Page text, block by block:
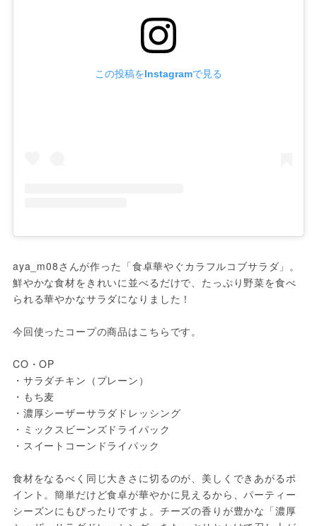
この投稿をInstagramで見る
aya_m08さんが作った「食卓華やぐカラフルコブサラダ」。
鮮やかな食材をきれいに並べるだけで、たっぷり野菜を食べ
られる華やかなサラダになりました！
今回使ったコープの商品はこちらです。
CO・OP
・サラダチキン（プレーン）
・もち麦
・濃厚シーザーサラダドレッシング
・ミックスビーンズドライパック
・スイートコーンドライパック
食材をなるべく同じ大きさに切るのが、美しくできあがるポ
イント。簡単だけど食卓が華やかに見えるから、パーティー
シーズンにもぴったりですよ。チーズの香りが豊かな「濃厚